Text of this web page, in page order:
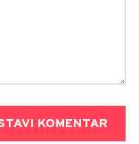
KOMENTAR